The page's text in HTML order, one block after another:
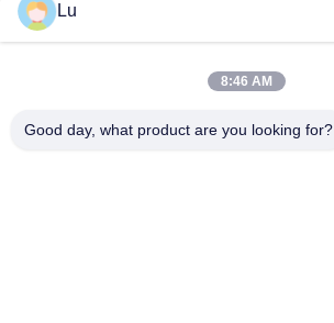
Top
Lu
8:46 AM
Good day, what product are you looking for?